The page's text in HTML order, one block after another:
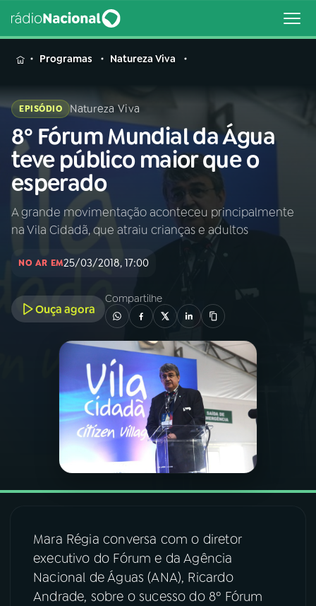
MENU
Buscar
na
Rádio
Nacional
Buscar
AO VIVO
INÍCIO
A RÁDIO
PROGRAMAÇÃO
PROGRAMAS
PODCASTS
06VIDEOCASTS
07ÚLTIMAS
08FESTIVAL DE MÚSICA
Programas Natureza Viva
EPISÓDIO Natureza Viva
8º Fórum Mundial da Água
teve público maior que o
esperado
A grande movimentação aconteceu principalmente
na Vila Cidadã, que atraiu crianças e adultos
NO AR EM25/03/2018, 17:00
Ouça agora
Compartilhe
Mara Régia conversa com o diretor
executivo do Fórum e da Agência
Nacional de Águas (ANA), Ricardo
Andrade, sobre o sucesso do 8º Fórum